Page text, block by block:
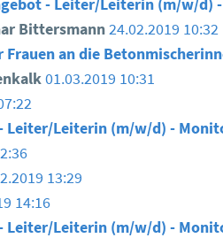
- Leiter/Leiterin (m/w/
Bittersmann24.02.2019 10:32
Frauen an die
01.03.2019 10:31
Leiter/Leiterin (m/w/d) -
13:29
14:16
Leiter/Leiterin (m/w/d) -